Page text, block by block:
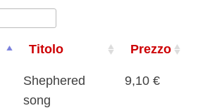
Titolo Prezzo
Shephered
song
9,10 €